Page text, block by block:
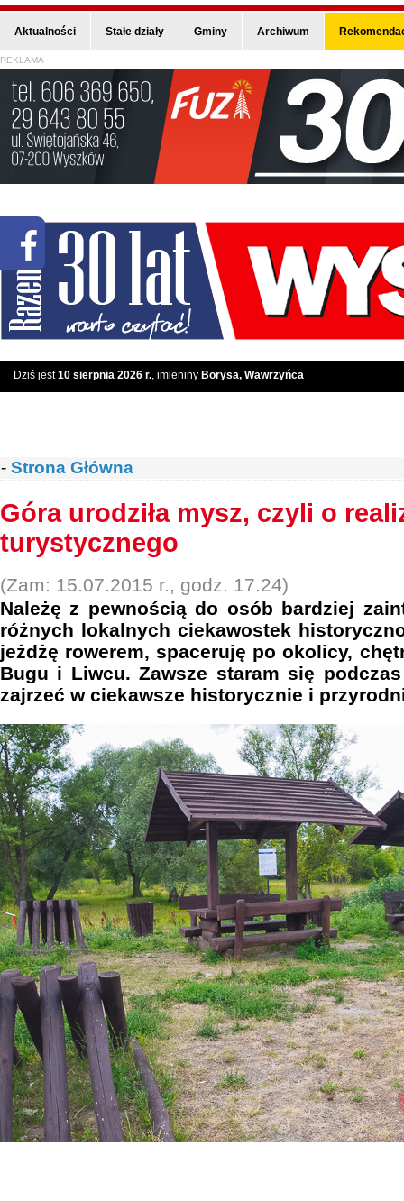
Aktualności Stałe działy Gminy Archiwum
REKLAMA
Dziś jest10 sierpnia 2026 r., imieniny Borysa, Wawrzyńca
- Strona Główna
Góra urodziła mysz, czyli o
turystycznego
(Zam: 15.07.2015 r., godz. 17.24)
Należę z pewnością do osób bardziej
różnych lokalnych ciekawostek
jeżdżę rowerem, spaceruję po okolicy,
Bugu i Liwcu. Zawsze staram się
zajrzeć w ciekawsze historycznie i